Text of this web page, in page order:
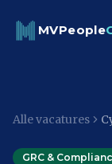
MVPeople
Alle vacatures
GRC &